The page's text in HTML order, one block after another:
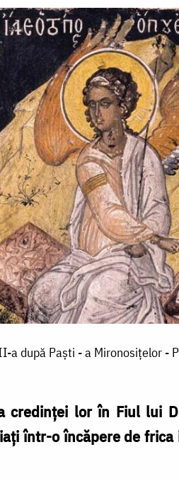
a după Paşti - a Mironosiţelor -
credinţei lor în Fiul lui
într-o încăpere de